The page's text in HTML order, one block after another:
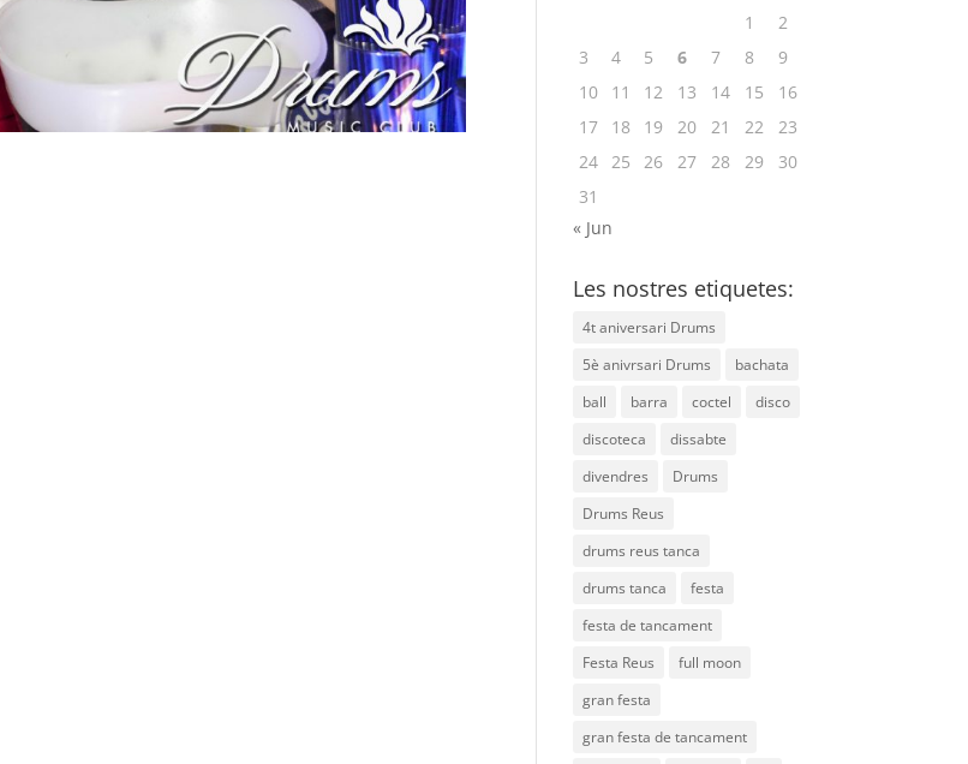
1
2
3
4 5 6 7 8
9
10
11 12 13 14 15
16
17
18 19 20 21 22
23
24 25 26 27 28 29
30
31
« Jun
Les nostres etiquetes:
4t aniversari Drums
5è anivrsari Drums
bachata
ball
barra coctel
disco
discoteca
dissabte
divendres
Drums
Drums Reus
drums reus tanca
drums tanca
festa
festa de tancament
Festa Reus
full moon
gran festa
gran festa de tancament